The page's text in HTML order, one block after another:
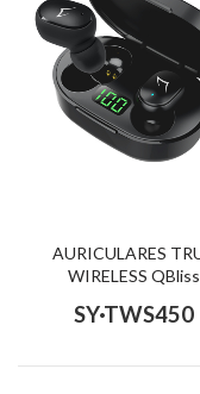
AURICULARES
WIRELESS QBliss
SY·TWS450